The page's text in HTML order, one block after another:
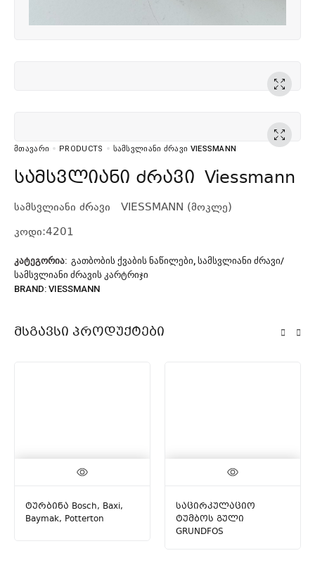
ᲛᲗᲐᲕᲐᲠᲘ PRODUCTS ᲡᲐᲛᲡᲕᲚᲘᲐᲜᲘ ᲫᲠᲐᲕᲘ VIESSMANN
სამსვლიანი ძრავი Viessmann
სამსვლიანი ძრავი VIESSMANN (მოკლე)
კოდი:4201
ᲙᲐᲢᲔᲒᲝᲠᲘᲐ: ᲒᲐᲗᲑᲝᲑᲘᲡ ᲥᲕᲐᲑᲘᲡ ᲜᲐᲬᲘᲚᲔᲑᲘ, ᲡᲐᲛᲡᲕᲚᲘᲐᲜᲘ ᲫᲠᲐᲕᲘ/
ᲡᲐᲛᲡᲕᲚᲘᲐᲜᲘ ᲫᲠᲐᲕᲘᲡ ᲙᲐᲠᲢᲠᲘᲯᲘ
BRAND: VIESSMANN
Მსგავსი Პროდუქტები
ტურბინა Bosch, Baxi,
Baymak, Potterton
საცირკულაციო
ტუმბოს გული
GRUNDFOS